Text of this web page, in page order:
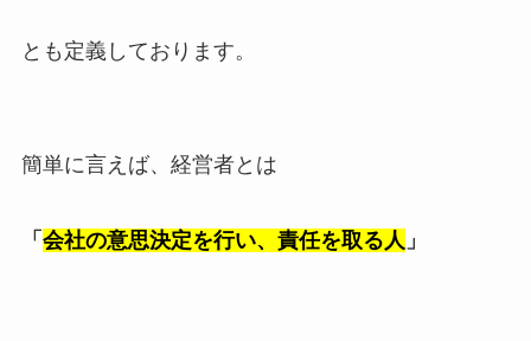
とも定義しております。
簡単に言えば、経営者とは
「 会社の意思決定を行い、責任を取る人 」